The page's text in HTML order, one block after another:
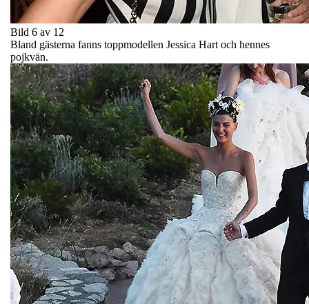
Bild 6 av 12
Bland gästerna fanns toppmodellen Jessica Hart och hennes
pojkvän.